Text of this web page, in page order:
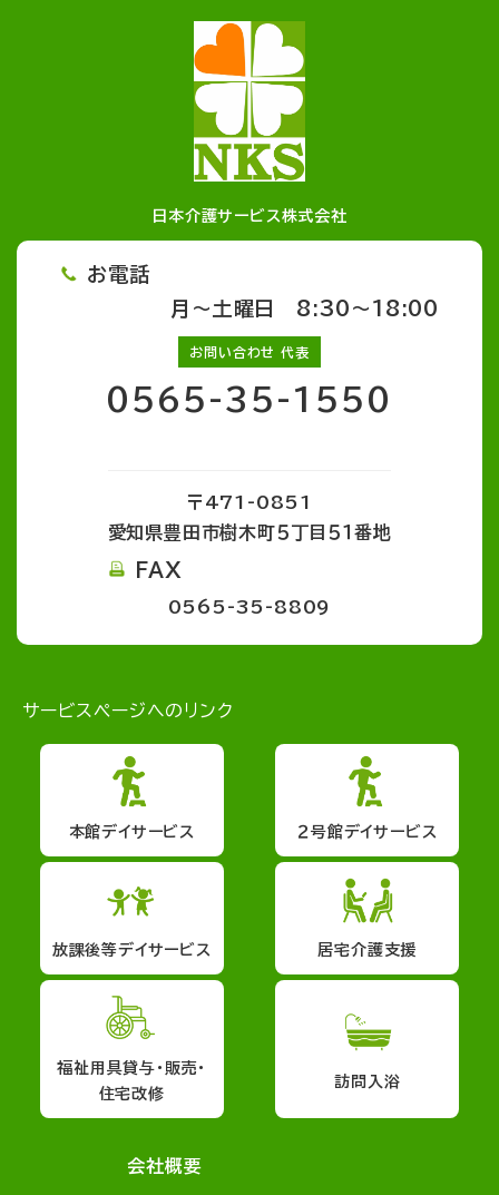
日本介護サービス株式会社
お電話
月～土曜日 8:30～18:00
お問い合わせ 代表
0565-35-1550
〒471-0851
愛知県豊田市樹木町５丁目５１番地
FAX
0565-35-8809
サービスページへのリンク
本館デイサービス ２号館デイサービス
放課後等デイサービス 居宅介護支援
福祉用具貸与・販売・
住宅改修
訪問入浴
会社概要